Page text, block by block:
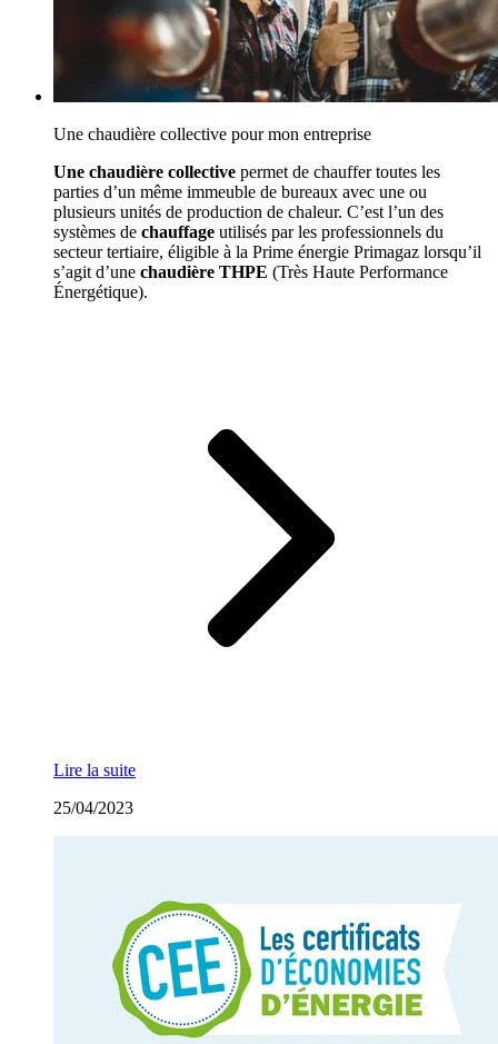
Une chaudière collective pour mon entreprise
Une chaudière collective permet de chauffer toutes les
parties d’un même immeuble de bureaux avec une ou
plusieurs unités de production de chaleur. C’est l’un des
systèmes de chauffage utilisés par les professionnels du
secteur tertiaire, éligible à la Prime énergie Primagaz lorsqu’il
s’agit d’une chaudière THPE (Très Haute Performance
Énergétique).
Lire la suite
25/04/2023